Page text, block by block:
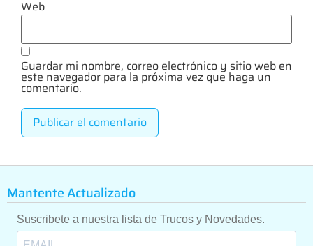
Web
Guardar mi nombre, correo electrónico y sitio web en
este navegador para la próxima vez que haga un
comentario.
Mantente Actualizado
Suscribete a nuestra lista de Trucos y Novedades.